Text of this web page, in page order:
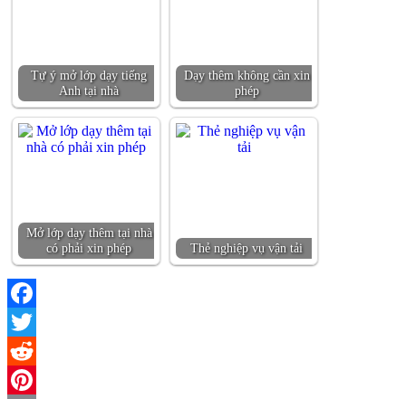
Tự ý mở lớp dạy tiếng
Anh tại nhà
Dạy thêm không cần xin
phép
Mở lớp dạy thêm tại nhà
có phải xin phép
Thẻ nghiệp vụ vận tải
Facebook
Twitter
Reddit